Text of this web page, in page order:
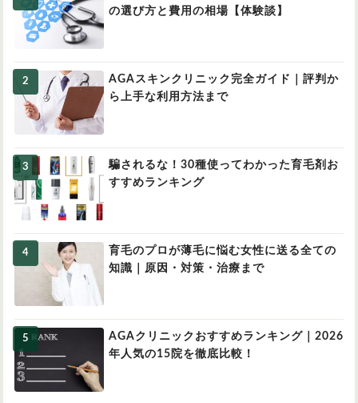
の選び方と費用の相場【体験談】
AGAスキンクリニック完全ガイド｜評判か
ら上手な利用方法まで
騙されるな！30種使ってわかった育毛剤お
すすめランキング
育毛のプロが薄毛に悩む女性に送る全ての
知識｜原因・対策・治療まで
AGAクリニックおすすめランキング｜2026
年人気の15院を徹底比較！